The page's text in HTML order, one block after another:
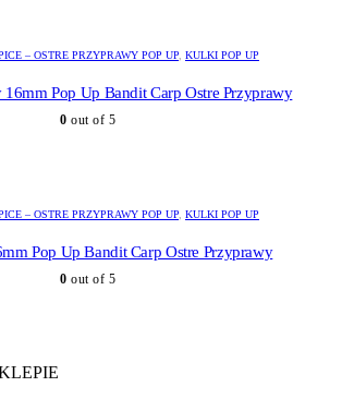
– OSTRE PRZYPRAWY POP UP, KULKI POP UP
16mm Pop Up Bandit Carp Ostre Przyprawy
0 out of 5
– OSTRE PRZYPRAWY POP UP, KULKI POP UP
Pop Up Bandit Carp Ostre Przyprawy
0 out of 5